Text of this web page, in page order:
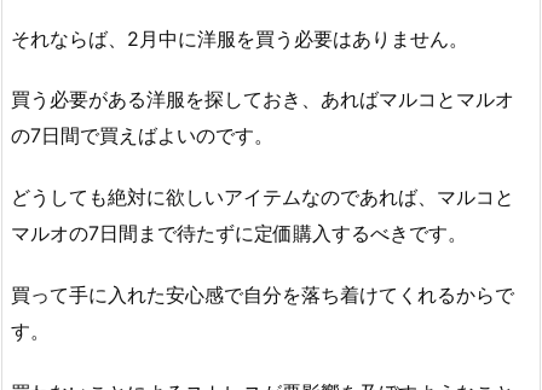
それならば、2月中に洋服を買う必要はありません。
買う必要がある洋服を探しておき、あればマルコとマルオ
の7日間で買えばよいのです。
どうしても絶対に欲しいアイテムなのであれば、マルコと
マルオの7日間まで待たずに定価購入するべきです。
買って手に入れた安心感で自分を落ち着けてくれるからで
す。